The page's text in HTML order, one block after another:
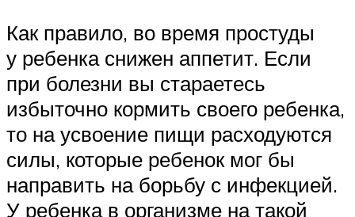
Как правило, во время простуды
у ребенка снижен аппетит. Если
при болезни вы стараетесь
избыточно кормить своего ребенка,
то на усвоение пищи расходуются
силы, которые ребенок мог бы
направить на борьбу с инфекцией.
У ребенка в организме на такой